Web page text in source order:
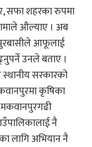
सफा शहरका रुपमा
औल्याए । अब
आफूलाई
उनले बताए ।
सरकारको
कृषिका
मकवानपुरगढी
नै
लागि अभियान नै